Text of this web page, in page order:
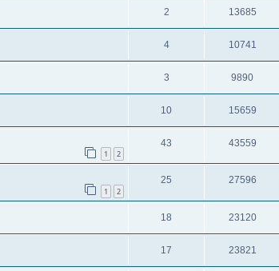
2 13685
4 10741
3 9890
10 15659
1 2
43 43559
1 2
25 27596
18 23120
17 23821